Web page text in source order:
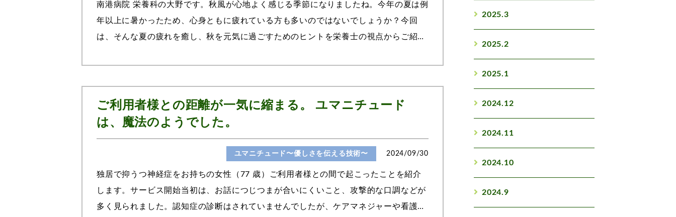
南港病院 栄養科の大野です。秋風が心地よく感じる季節になりましたね。今年の夏は例
年以上に暑かったため、心身ともに疲れている方も多いのではないでしょうか？今回
は、そんな夏の疲れを癒し、秋を元気に過ごすためのヒントを栄養士の視点からご紹介
ご利用者様との距離が一気に縮まる。 ユマニチュード
は、魔法のようでした。
ユマニチュード〜優しさを伝える技術〜 2024/09/30
独居で抑うつ神経症をお持ちの女性（77 歳）ご利用者様との間で起こったことを紹介
します。サービス開始当初は、お話につじつまが合いにくいこと、攻撃的な口調などが
多く見られました。認知症の診断はされていませんでしたが、ケアマネジャーや看護師
2025.3
2025.2
2025.1
2024.12
2024.11
2024.10
2024.9